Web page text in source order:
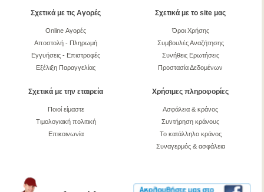
Σχετικά με τις Αγορές
Online Αγορές
Αποστολή - Πληρωμή
Εγγυήσεις - Επιστροφές
Εξέλιξη Παραγγελίας
Σχετικά με το site μας
Όροι Χρήσης
Συμβουλές Αναζήτησης
Συνήθεις Ερωτήσεις
Προστασία Δεδομένων
Σχετικά με την εταιρεία
Ποιοί είμαστε
Τιμολογιακή πολιτική
Επικοινωνία
Χρήσιμες πληροφορίες
Ασφάλεια & κράνος
Συντήρηση κράνους
Το κατάλληλο κράνος
Συναγερμός & ασφάλεια